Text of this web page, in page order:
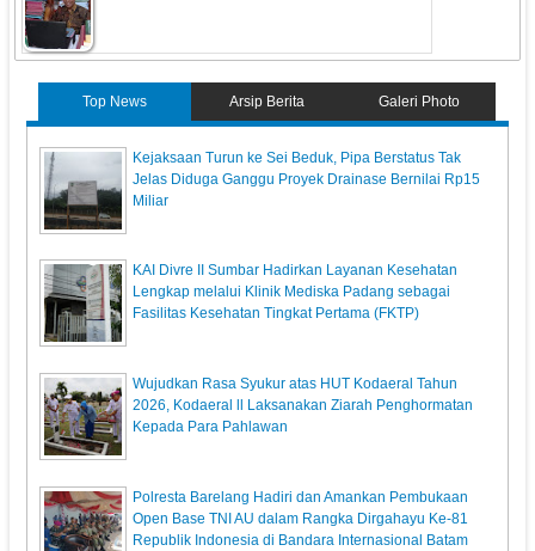
Top News Arsip Berita Galeri Photo
Kejaksaan Turun ke Sei Beduk, Pipa Berstatus Tak
Jelas Diduga Ganggu Proyek Drainase Bernilai Rp15
Miliar
KAI Divre II Sumbar Hadirkan Layanan Kesehatan
Lengkap melalui Klinik Mediska Padang sebagai
Fasilitas Kesehatan Tingkat Pertama (FKTP)
Wujudkan Rasa Syukur atas HUT Kodaeral Tahun
2026, Kodaeral ll Laksanakan Ziarah Penghormatan
Kepada Para Pahlawan
Polresta Barelang Hadiri dan Amankan Pembukaan
Open Base TNI AU dalam Rangka Dirgahayu Ke-81
Republik Indonesia di Bandara Internasional Batam